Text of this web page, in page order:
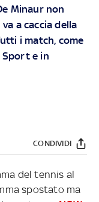
Minaur non
a caccia della
i match, come
Sport e in
CONDIVIDI
del tennis al
spostato ma